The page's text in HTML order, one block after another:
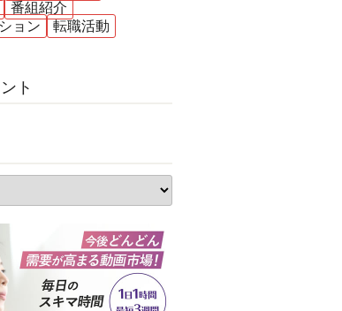
番組紹介
ョン
転職活動
ト